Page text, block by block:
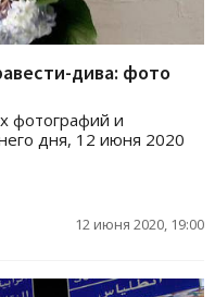
дива: фото
фотографий и
дня, 12 июня 2020
12 июня 2020, 19:00